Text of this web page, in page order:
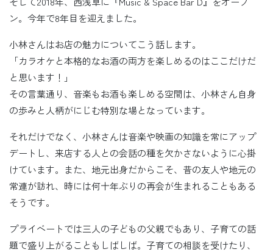
ン。今年で8年目を迎えました。
小林さんはお店の魅力についてこう話します。
「カラオケと本格的なお酒の両方を楽しめるのはここだけだ
と思います！」
その言葉通り、音楽もお酒も楽しめる空間は、小林さん自身
の歩みと人柄がにじむ特別な場となっています。
それだけでなく、小林さんは音楽や映画の知識を常にアップ
デートし、来店する人との会話の種を欠かさないように心掛
けています。また、地元出身だからこそ、昔の友人や地元の
常連が訪れ、時には何十年ぶりの再会が生まれることもある
そうです。
プライベートでは三人の子どもの父親でもあり、子育ての話
題で盛り上がることもしばしば。子育ての相談を受けたり、